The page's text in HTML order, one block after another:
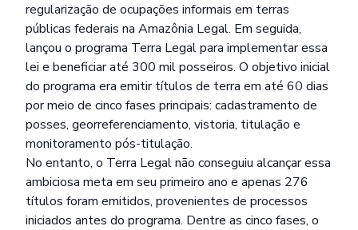
regularização de ocupações informais em terras
públicas federais na Amazônia Legal. Em seguida,
lançou o programa Terra Legal para implementar essa
lei e beneficiar até 300 mil posseiros. O objetivo inicial
do programa era emitir títulos de terra em até 60 dias
por meio de cinco fases principais: cadastramento de
posses, georreferenciamento, vistoria, titulação e
monitoramento pós-titulação.
No entanto, o Terra Legal não conseguiu alcançar essa
ambiciosa meta em seu primeiro ano e apenas 276
títulos foram emitidos, provenientes de processos
iniciados antes do programa. Dentre as cinco fases, o